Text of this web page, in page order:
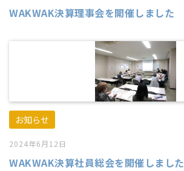
WAKWAK決算理事会を開催しました
お知らせ
2024年6月12日
WAKWAK決算社員総会を開催しました